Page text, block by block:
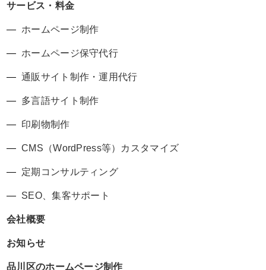
サービス・料金
ホームページ制作
ホームページ保守代行
通販サイト制作・運用代行
多言語サイト制作
印刷物制作
CMS（WordPress等）カスタマイズ
定期コンサルティング
SEO、集客サポート
会社概要
お知らせ
品川区のホームページ制作